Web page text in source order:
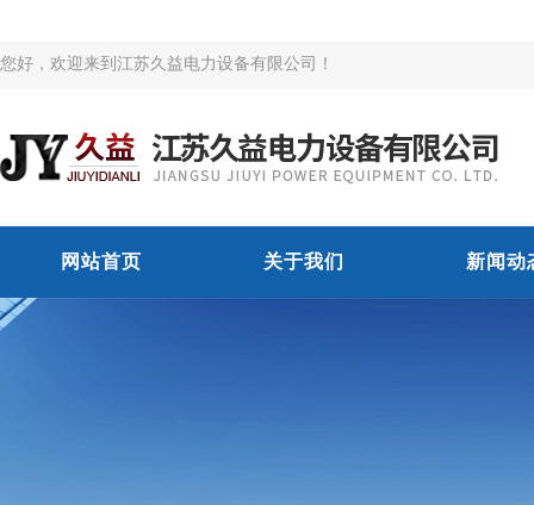
您好，欢迎来到江苏久益电力设备有限公司！
网站首页 关于我们 新闻动